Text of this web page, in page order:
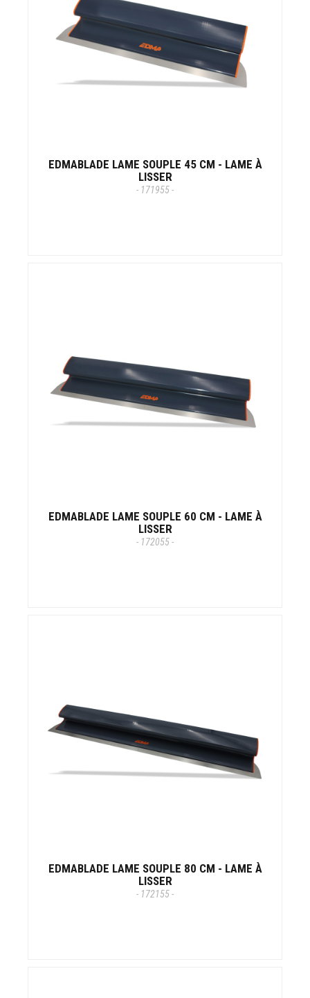
EDMABLADE LAME SOUPLE 45 CM - LAME À
LISSER
- 171955 -
EDMABLADE LAME SOUPLE 60 CM - LAME À
LISSER
- 172055 -
EDMABLADE LAME SOUPLE 80 CM - LAME À
LISSER
- 172155 -